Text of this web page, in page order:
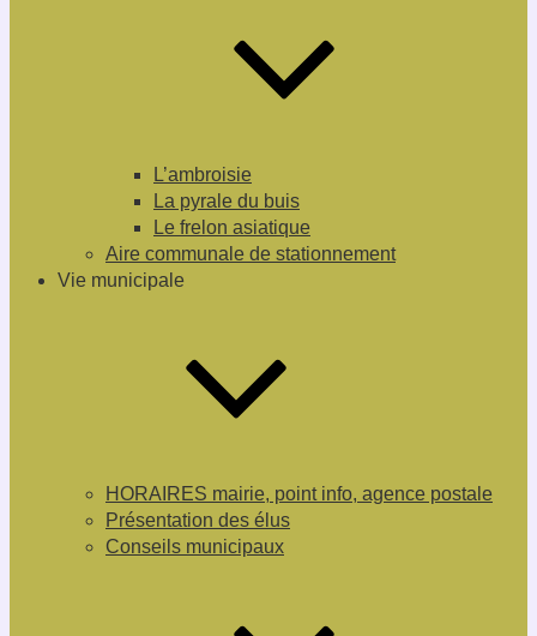
L’ambroisie
La pyrale du buis
Le frelon asiatique
Aire communale de stationnement
Vie municipale
HORAIRES mairie, point info, agence postale
Présentation des élus
Conseils municipaux